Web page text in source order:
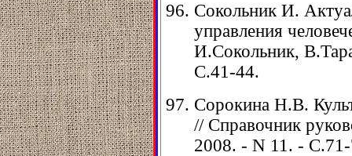
Сокольник И.
управления
И.Сокольник,
С.41-44.
Сорокина Н.В.
// Справочник
2008. - N 11. -